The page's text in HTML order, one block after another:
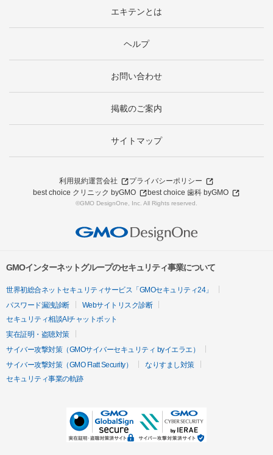
エキテンとは
ヘルプ
お問い合わせ
掲載のご案内
サイトマップ
利用規約運営会社
プライバシーポリシー
best choice クリニック byGMO
best choice 歯科 byGMO
©GMO DesignOne, Inc. All Rights reserved.
GMOインターネットグループのセキュリティ事業について
世界初総合ネットセキュリティサービス「GMOセキュリティ24」
パスワード漏洩診断
Webサイトリスク診断
セキュリティ相談AIチャットボット
実在証明・盗聴対策
サイバー攻撃対策（GMOサイバーセキュリティ byイエラエ）
サイバー攻撃対策（GMO Flatt Security）
なりすまし対策
セキュリティ事業の軌跡